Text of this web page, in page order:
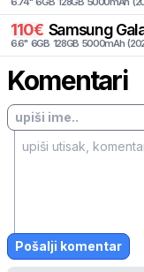
110€ Samsung
6.6" 6GB 128GB 5000mAh (
Komentari
Pošalji komentar